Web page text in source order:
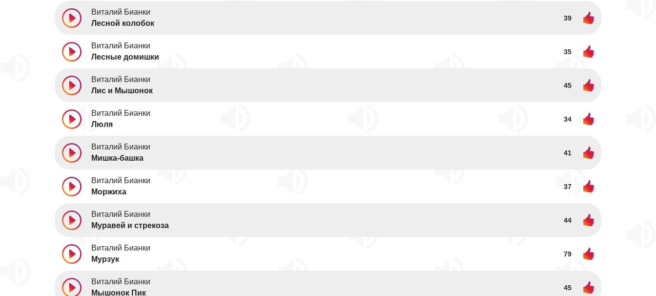
Виталий Бианки
Лесной колобок
39
Виталий Бианки
Лесные домишки
35
Виталий Бианки
Лис и Мышонок
45
Виталий Бианки
Люля
34
Виталий Бианки
Мишка-башка
41
Виталий Бианки
Моржиха
37
Виталий Бианки
Муравей и стрекоза
44
Виталий Бианки
Мурзук
79
Виталий Бианки
Мышонок Пик
45